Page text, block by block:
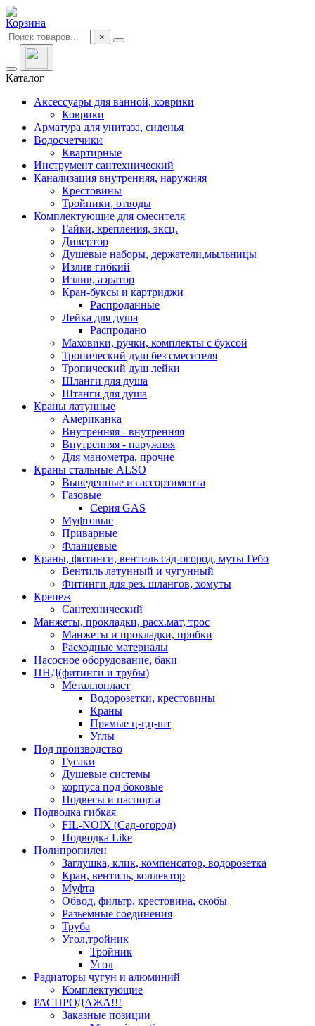
Корзина
×
Каталог
Аксессуары для ванной, коврики
Коврики
Арматура для унитаза, сиденья
Водосчетчики
Квартирные
Инструмент сантехнический
Канализация внутренняя, наружняя
Крестовины
Тройники, отводы
Комплектующие для смесителя
Гайки, крепления, эксц.
Дивертор
Душевые наборы, держатели,мыльницы
Излив гибкий
Излив, аэратор
Кран-буксы и картриджи
Распроданные
Лейка для душа
Распродано
Маховики, ручки, комплекты с буксой
Тропический душ без смесителя
Тропический душ лейки
Шланги для душа
Штанги для душа
Краны латунные
Американка
Внутренняя - внутренняя
Внутренняя - наружняя
Для манометра, прочие
Краны стальные ALSO
Выведенные из ассортимента
Газовые
Серия GAS
Муфтовые
Приварные
Фланцевые
Краны, фитинги, вентиль сад-огород, муты Гебо
Вентиль латунный и чугунный
Фитинги для рез. шлангов, хомуты
Крепеж
Сантехнический
Манжеты, прокладки, расх.мат, трос
Манжеты и прокладки, пробки
Расходные материалы
Насосное оборудование, баки
ПНД(фитинги и трубы)
Металлопласт
Водорозетки, крестовины
Краны
Прямые ц-г,ц-шт
Углы
Под производство
Гусаки
Душевые системы
корпуса под боковые
Подвесы и паспорта
Подводка гибкая
FIL-NOIX (Сад-огород)
Подводка Like
Полипропилен
Заглушка, клик, компенсатор, водорозетка
Кран, вентиль, коллектор
Муфта
Обвод, фильтр, крестовина, скобы
Разьемные соединения
Труба
Угол,тройник
Тройник
Угол
Радиаторы чугун и алюминий
Комплектующие
РАСПРОДАЖА!!!
Заказные позиции